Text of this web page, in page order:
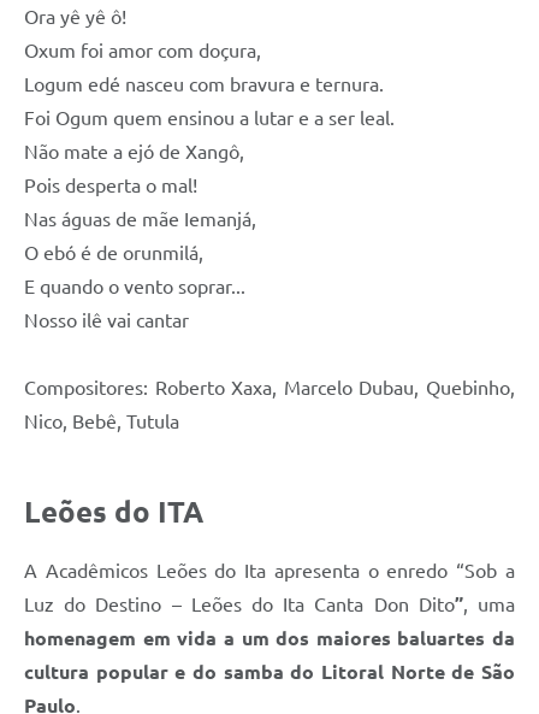
Ora yê yê ô!
Oxum foi amor com doçura,
Logum edé nasceu com bravura e ternura.
Foi Ogum quem ensinou a lutar e a ser leal.
Não mate a ejó de Xangô,
Pois desperta o mal!
Nas águas de mãe Iemanjá,
O ebó é de orunmilá,
E quando o vento soprar...
Nosso ilê vai cantar
Compositores: Roberto Xaxa, Marcelo Dubau, Quebinho,
Nico, Bebê, Tutula
Leões do ITA
A Acadêmicos Leões do Ita apresenta o enredo “Sob a
Luz do Destino – Leões do Ita Canta Don Dito”, uma
homenagem em vida a um dos maiores baluartes da
cultura popular e do samba do Litoral Norte de São
Paulo.